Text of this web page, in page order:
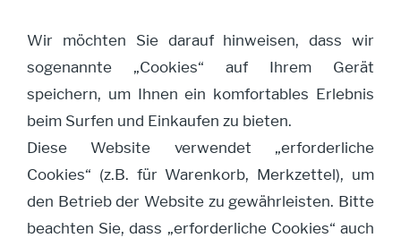
Navigation öffnen
Maueranker Pfetten-
Anker (4)
Wir möchten Sie darauf hinweisen, dass wir
sogenannte „Cookies“ auf Ihrem Gerät
speichern, um Ihnen ein komfortables Erlebnis
beim Surfen und Einkaufen zu bieten.
Diese Website verwendet „erforderliche
Cookies“ (z.B. für Warenkorb, Merkzettel), um
den Betrieb der Website zu gewährleisten. Bitte
beachten Sie, dass „erforderliche Cookies“ auch